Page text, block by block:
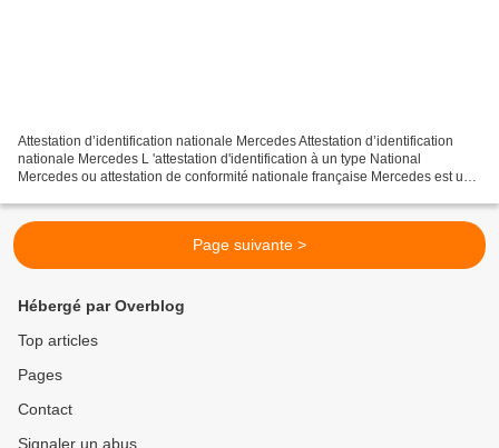
Attestation d’identification nationale Mercedes Attestation d’identification
nationale Mercedes L 'attestation d'identification à un type National
Mercedes ou attestation de conformité nationale française Mercedes est un
Page suivante >
Hébergé par Overblog
Top articles
Pages
Contact
Signaler un abus